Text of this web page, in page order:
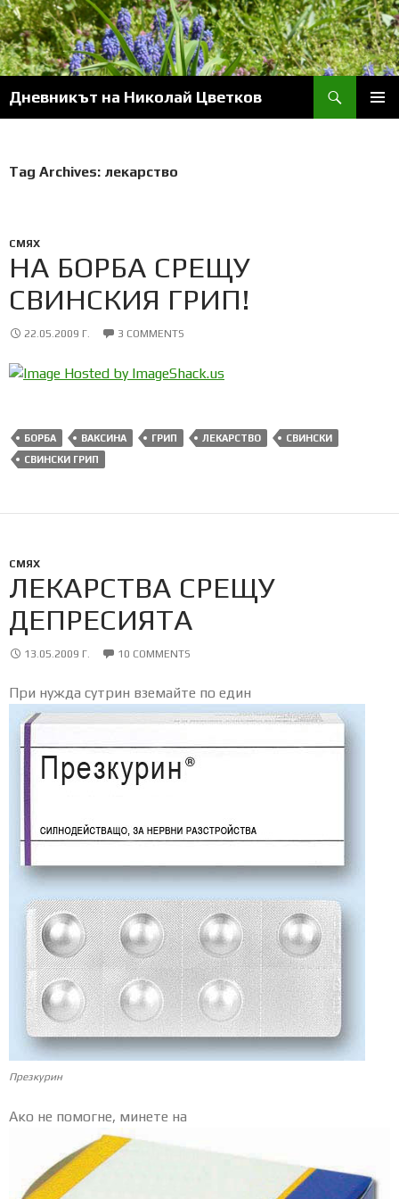
Skip
to
content
Дневникът на Николай Цветков
Tag Archives: лекарство
СМЯХ
НА БОРБА СРЕЩУ
СВИНСКИЯ ГРИП!
22.05.2009 Г. 3 COMMENTS
БОРБА ВАКСИНА ГРИП ЛЕКАРСТВО
СВИНСКИ
СВИНСКИ ГРИП
СМЯХ
ЛЕКАРСТВА СРЕЩУ
ДЕПРЕСИЯТА
13.05.2009 Г. 10 COMMENTS
При нужда сутрин вземайте по един
Презкурин
Ако не помогне, минете на